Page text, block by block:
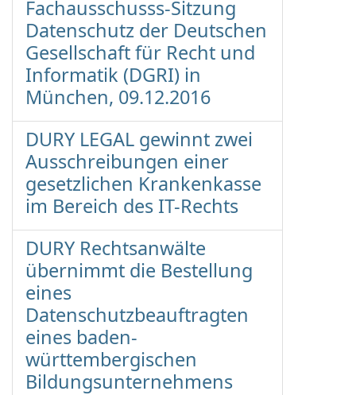
Fachausschusss-Sitzung
Datenschutz der Deutschen
Gesellschaft für Recht und
Informatik (DGRI) in
München, 09.12.2016
DURY LEGAL gewinnt zwei
Ausschreibungen einer
gesetzlichen Krankenkasse
im Bereich des IT-Rechts
DURY Rechtsanwälte
übernimmt die Bestellung
eines
Datenschutzbeauftragten
eines baden-
württembergischen
Bildungsunternehmens